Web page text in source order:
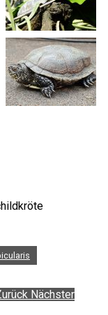
Nächster